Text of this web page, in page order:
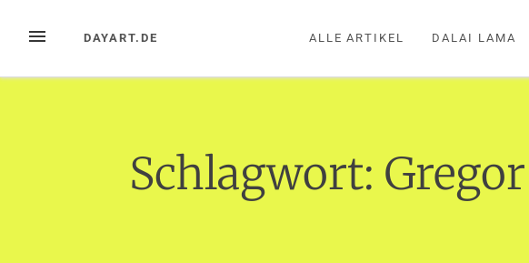
InhaltMENÜ DAYART.DE ALLE ARTIKEL DALAI LAMA
Schlagwort: